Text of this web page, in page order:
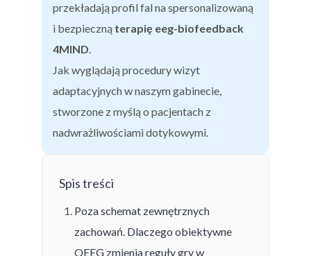
przekładają profil fal na spersonalizowaną
i bezpieczną terapię eeg-biofeedback
4MIND.
Jak wyglądają procedury wizyt
adaptacyjnych w naszym gabinecie,
stworzone z myślą o pacjentach z
nadwrażliwościami dotykowymi.
Spis treści
Poza schemat zewnętrznych
zachowań. Dlaczego obiektywne
QEEG zmienia reguły gry w